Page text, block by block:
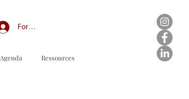
Forum professionnel/My Groups
Agenda Ressources